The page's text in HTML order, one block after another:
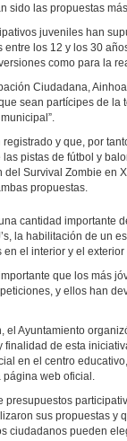
sido las propuestas
juveniles han
los 12 y los 30
como para la
Ciudadana,
sean partícipes de
y que, por
pistas de fútbol y
Survival Zombie en
propuestas.
cantidad importante
la habilitación de un
el interior y el
que los más
y ellos han
el Ayuntamiento
de esta
en el centro
página web oficial.
presupuestos
sus propuestas y
ciudadanos pueden